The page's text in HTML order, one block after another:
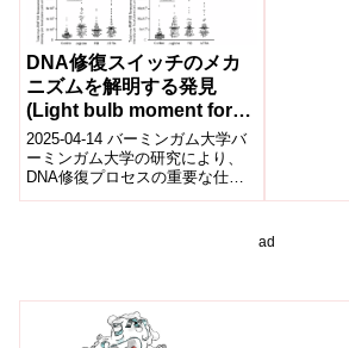
DNA修復スイッチのメカ
ニズムを解明する発見
(Light bulb moment for
understanding DNA
repair switches)
2025-04-14 バーミンガム大学バ
ーミンガム大学の研究により、
DNA修復プロセスの重要な仕組
みが明らかになった。1つ目の研
ad